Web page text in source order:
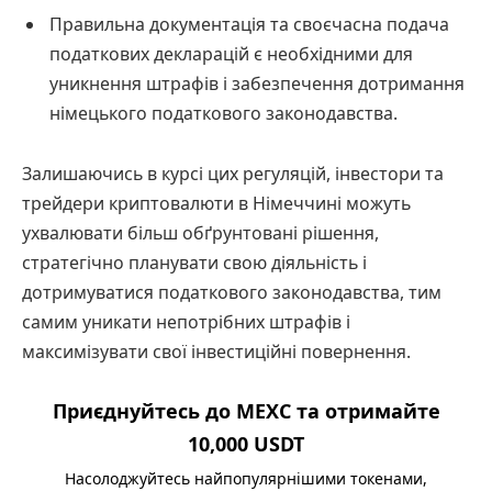
Правильна документація та своєчасна подача
податкових декларацій є необхідними для
уникнення штрафів і забезпечення дотримання
німецького податкового законодавства.
Залишаючись в курсі цих регуляцій, інвестори та
трейдери криптовалюти в Німеччині можуть
ухвалювати більш обґрунтовані рішення,
стратегічно планувати свою діяльність і
дотримуватися податкового законодавства, тим
самим уникати непотрібних штрафів і
максимізувати свої інвестиційні повернення.
Приєднуйтесь до MEXC та отримайте
10,000 USDT
Насолоджуйтесь найпопулярнішими токенами,